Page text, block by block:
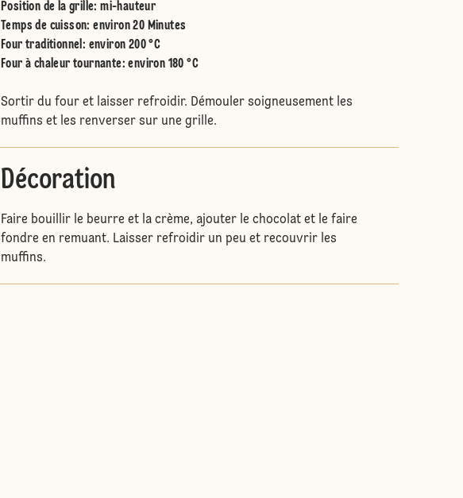
Position de la grille:mi-hauteur
Temps de cuisson: environ 20 Minutes
Four traditionnel : environ 200 °C
Four à chaleur tournante: environ 180 °C
Sortir du four et laisser refroidir. Démouler soigneusement les
muffins et les renverser sur une grille.
Décoration
Faire bouillir le beurre et la crème, ajouter le chocolat et le faire
fondre en remuant. Laisser refroidir un peu et recouvrir les
muffins.